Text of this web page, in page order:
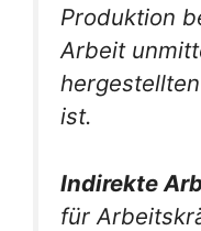
Produktion
Arbeit
ist.
Indirekte
für